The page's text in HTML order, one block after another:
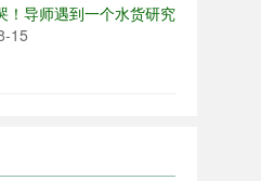
！导师遇到一个水货研究生是一种怎
15